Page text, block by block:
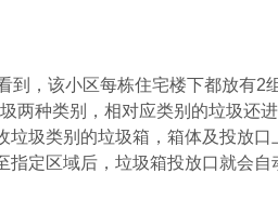
，该小区每栋住宅楼下都放有2
两种类别，相对应类别的垃圾还
垃圾类别的垃圾箱，箱体及投放
指定区域后，垃圾箱投放口就会